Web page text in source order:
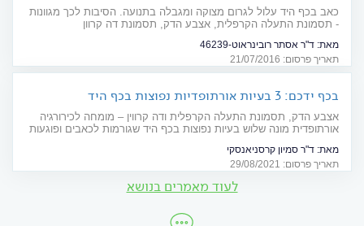
כאב בכף היד עלול לגרום מצוקה ומגבלה בתנועה. הסיבות לכך מגוונות
- תסמונת התעלה הקרפלית, אצבע הדק, תסמונת דה קרוון
מאת: ד"ר אסתר רובינראוט-46239
תאריך פרסום: 21/07/2016
בכף ידכם: 3 בעיות אורתופדיות נפוצות בכף היד
אצבע הדק, תסמונת התעלה הקרפלית ודה קרווין – מומחה לכירורגיה
אורתופדית מונה שלוש בעיות נפוצות בכף היד שגורמות לכאבים ופוגעות
מאת: ד"ר סמיון קרסניאנסקי
תאריך פרסום: 29/08/2021
לעוד מאמרים בנושא